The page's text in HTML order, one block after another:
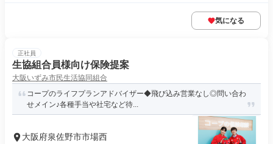
気になる
正社員
生協組合員様向け保険提案
大阪いずみ市民生活協同組合
コープのライフプランアドバイザー◆飛び込み営業なし◎問い合わ
せメイン♪各種手当や社宅など待...
大阪府泉佐野市市場西